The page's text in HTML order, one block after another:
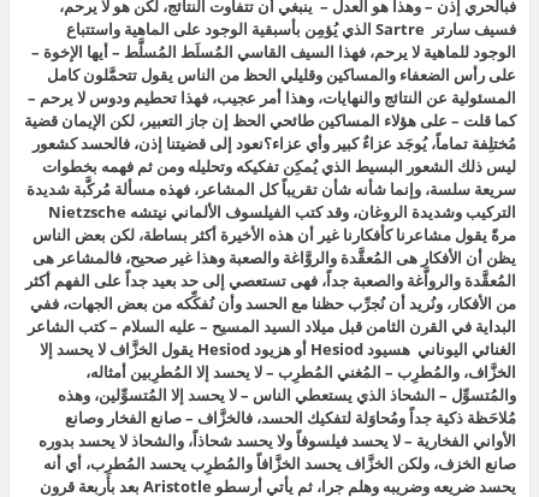
فبالحري إذن – وهذا هو العدل – ينبغي أن تتفاوت النتائج، لكن هو لا يرحم،
فسيف سارتر Sartre الذي يُؤمِن بأسبقية الوجود على الماهية واستتباع
الوجود للماهية لا يرحم، فهذا السيف القاسي المُسلَط المُسلَّط – أيها الإخوة –
على رأس الضعفاء والمساكين وقليلي الحظ من الناس يقول تتحمَّلون كامل
المسئولية عن النتائج والنهايات، وهذا أمر عجيب، فهذا تحطيم ودوس لا يرحم –
كما قلت – على هؤلاء المساكين طائحي الحظ إن جاز التعبير، لكن الإيمان قضية
مُختلِفة تماماً، يُوجَد عزاءٌ كبير وأي عزاء؟نعود إلى قضيتنا إذن، فالحسد كشعور
ليس ذلك الشعور البسيط الذي يُمكِن تفكيكه وتحليله ومن ثم فهمه بخطوات
سريعة سلسة، وإنما شأنه شأن تقريباً كل المشاعر، فهذه مسألة مُركَّبة شديدة
التركيب وشديدة الروغان، وقد كتب الفيلسوف الألماني نيتشه Nietzsche
مرةً يقول مشاعرنا كأفكارنا غير أن هذه الأخيرة أكثر بساطة، لكن بعض الناس
يظن أن الأفكار هى المُعقَّدة والروَّاغة والصعبة وهذا غير صحيح، فالمشاعر هى
المُعقَّدة والرواَّغة والصعبة جداً، فهى تستعصي إلى حد بعيد جداً على الفهم أكثر
من الأفكار، ونُريد أن نُجرِّب حظنا مع الحسد وأن نُفكِّكه من بعض الجهات، ففي
البداية في القرن الثامن قبل ميلاد السيد المسيح – عليه السلام – كتب الشاعر
الغنائي اليوناني هسيود Hesiod أو هزيود Hesiod يقول الخزَّاف لا يحسد إلا
الخزَّاف، والمُطرِب – المُغني المُطرِب – لا يحسد إلا المُطرِبين أمثاله،
والمُتسوِّل – الشحاذ الذي يستعطي الناس – لا يحسد إلا المُتسوِّلين، وهذه
مُلاحَظة ذكية جداً ومُحاوَلة لتفكيك الحسد، فالخزَّاف – صانع الفخار وصانع
الأواني الفخارية – لا يحسد فيلسوفاً ولا يحسد شحاذاً، والشحاذ لا يحسد بدوره
صانع الخزف، ولكن الخزَّاف يحسد الخزَّافاً والمُطرِب يحسد المُطرِب، أي أنه
يحسد ضريعه وضريبه وهلم جرا، ثم يأتي أرسطو Aristotle بعد بأربعة قرون